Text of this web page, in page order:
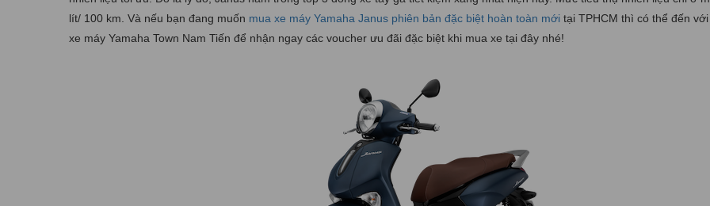
lít/ 100 km. Và nếu bạn đang muốn mua xe máy Yamaha Janus phiên bản đặc biệt hoàn toàn mới tại TPHCM thì có thể đến
xe máy Yamaha Town Nam Tiến để nhận ngay các voucher ưu đãi đặc biệt khi mua xe tại đây nhé!